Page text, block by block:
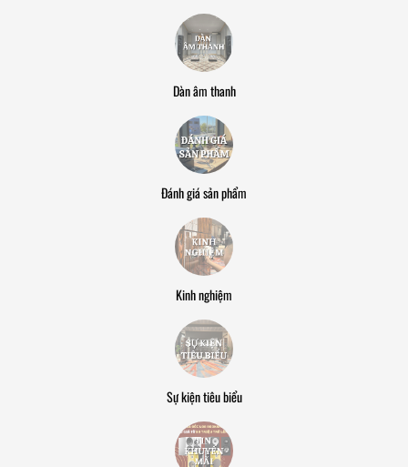
Dàn âm thanh
Đánh giá sản phẩm
Kinh nghiệm
Sự kiện tiêu biểu